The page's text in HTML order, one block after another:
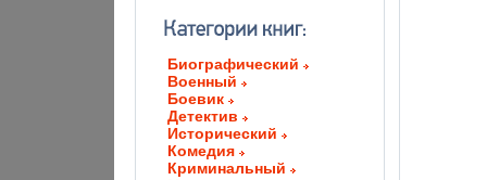
Биографический
Военный
Боевик
Детектив
Исторический
Комедия
Криминальный